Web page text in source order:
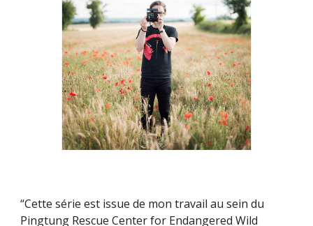
“Cette série est issue de mon travail au sein du
Pingtung Rescue Center for Endangered Wild